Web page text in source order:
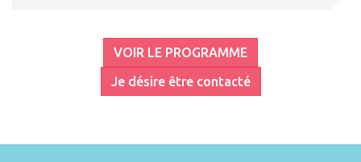
VOIR LE PROGRAMME
Je désire être contacté